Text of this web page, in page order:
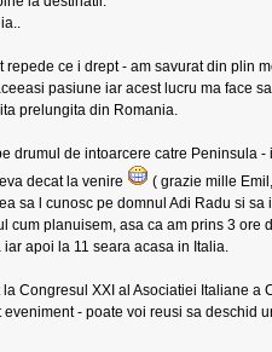
ce i drept - am savurat din plin
pasiune iar acest lucru ma face
prelungita din Romania.
drumul de intoarcere catre Peninsula -
decat la venire
( grazie mille
sa l cunosc pe domnul Adi Radu si sa
cum planuisem, asa ca am prins 3 ore
apoi la 11 seara acasa in Italia.
Congresul XXI al Asociatiei Italiane a
- poate voi reusi sa deschid